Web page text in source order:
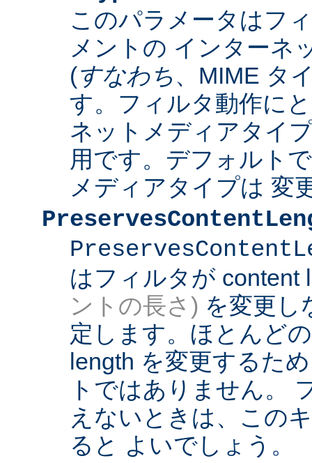
このパラメータはフ
メントの インターネ
(すなわち、MIME タ
す。フィルタ動作に
ネットメディアタイ
用です。デフォルト
メディアタイプは 変
はフィルタが content
ントの長さ) を変更し
定します。ほとんど
length を変更するた
トではありません。
えないときは、この
ると よいでしょう。